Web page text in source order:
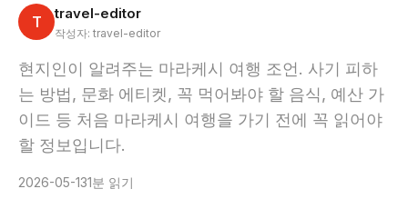
T travel-editor
작성자: travel-editor
현지인이 알려주는 마라케시 여행 조언. 사기 피하
는 방법, 문화 에티켓, 꼭 먹어봐야 할 음식, 예산 가
이드 등 처음 마라케시 여행을 가기 전에 꼭 읽어야
할 정보입니다.
2026-05-131분 읽기